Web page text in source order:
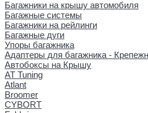
Багажники на крышу автомобиля
Багажные системы
Багажники на рейлинги
Багажные дуги
Упоры багажника
Адаптеры для багажника -
Автобоксы на Крышу
AT Tuning
Atlant
Broomer
CYBORT